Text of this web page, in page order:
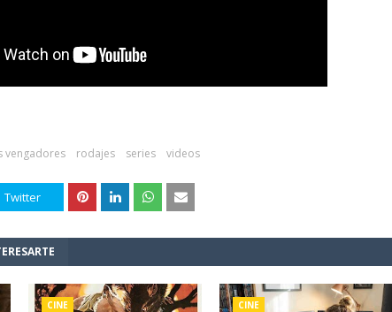
vengadores rodajes series videos
Twitter
CINE CINE